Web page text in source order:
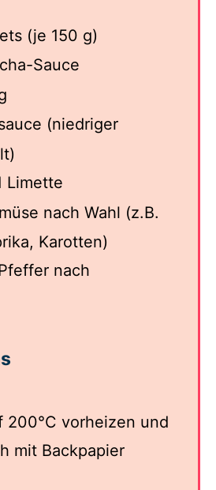
(je 150 g)
Sauce
(niedriger
Limette
nach Wahl (z.B.
Karotten)
nach
200°C vorheizen und
mit Backpapier